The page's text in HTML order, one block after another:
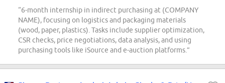
“6-month internship in indirect purchasing at (COMPANY
NAME), focusing on logistics and packaging materials
(wood, paper, plastics). Tasks include supplier optimization,
CSR checks, price negotiations, data analysis, and using
purchasing tools like iSource and e-auction platforms.”